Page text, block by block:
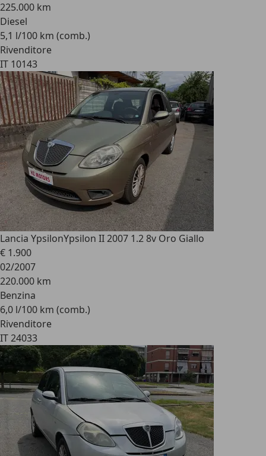
225.000 km
Diesel
5,1 l/100 km (comb.)
Rivenditore
IT 10143
Lancia YpsilonYpsilon II 2007 1.2 8v Oro Giallo
€ 1.900
02/2007
220.000 km
Benzina
6,0 l/100 km (comb.)
Rivenditore
IT 24033